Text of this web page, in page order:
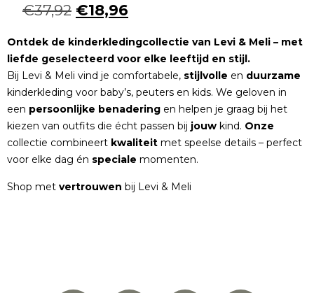
€37,92 €18,96
Ontdek de kinderkledingcollectie van Levi & Meli – met
liefde geselecteerd voor elke leeftijd en stijl.
Bij Levi & Meli vind je comfortabele, stijlvolle en duurzame
kinderkleding voor baby’s, peuters en kids. We geloven in
een persoonlijke benadering en helpen je graag bij het
kiezen van outfits die écht passen bij jouw kind. Onze
collectie combineert kwaliteit met speelse details – perfect
voor elke dag én speciale momenten.
Shop met vertrouwen bij Levi & Meli